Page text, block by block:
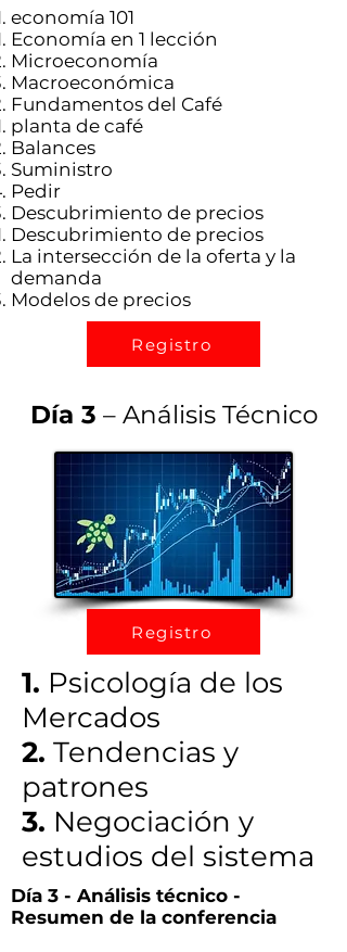
economía 101
Economía en 1 lección
Microeconomía
Macroeconómica
Fundamentos del Café
planta de café
Balances
Suministro
Pedir
Descubrimiento de precios
Descubrimiento de precios
La intersección de la oferta y la
demanda
Modelos de precios
Registro
Día 3 – Análisis Técnico
Registro
1. Psicología de los
Mercados
2. Tendencias y
patrones
3. Negociación y
estudios del sistema
Día 3 - Análisis técnico -
Resumen de la conferencia